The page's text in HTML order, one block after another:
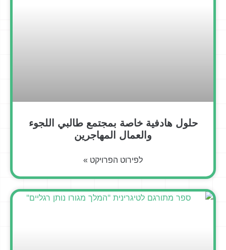
حلول هادفية خاصة بمجتمع طالبي اللجوء
والعمال المهاجرين
לפירוט הפרויקט »